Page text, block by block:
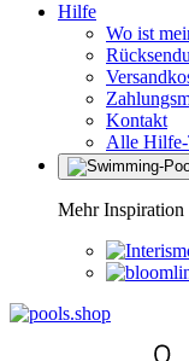
Hilfe
Wo ist
Kontakt
Alle Hilfe-
Mehr Inspiration